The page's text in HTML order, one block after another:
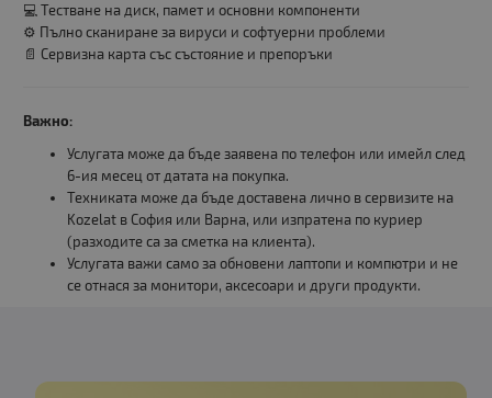
💻 Тестване на диск, памет и основни компоненти
⚙️ Пълно сканиране за вируси и софтуерни проблеми
📄 Сервизна карта със състояние и препоръки
Важно:
Услугата може да бъде заявена по телефон или имейл след
6-ия месец от датата на покупка.
Техниката може да бъде доставена лично в сервизите на
Kozelat в София или Варна, или изпратена по куриер
(разходите са за сметка на клиента).
Услугата важи само за обновени лаптопи и компютри и не
се отнася за монитори, аксесоари и други продукти.